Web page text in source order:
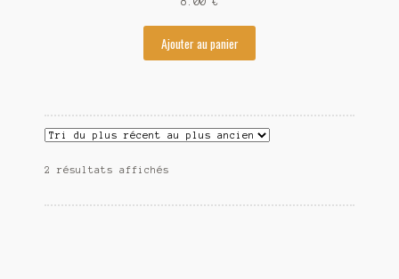
Ajouter au panier
2 résultats affichés